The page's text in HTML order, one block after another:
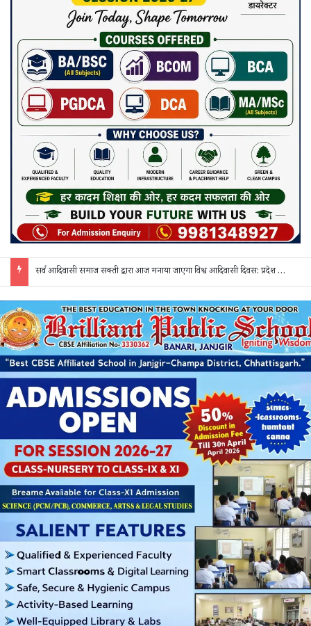
सरगुजा में शादी के नाम पर धोखाधड़ी का आरोप: 3 दिन बाद दुल्हन अचानक गायब, वापस बुलाने पर मांगे 50 हजार; पीड़िता ने एसपी से लगाई गुहार